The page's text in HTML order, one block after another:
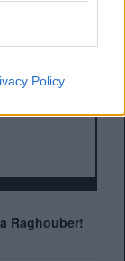
Policy
Raghouber!